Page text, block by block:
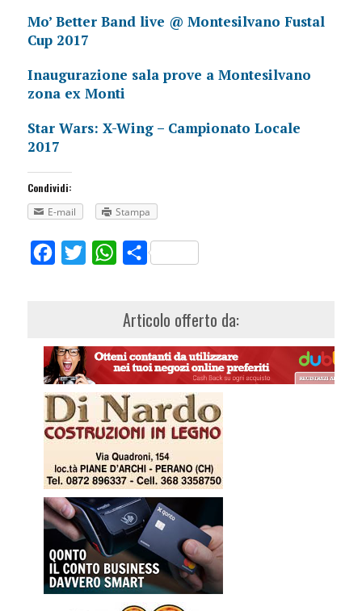
Mo’ Better Band live @ Montesilvano Fustal
Cup 2017
Inaugurazione sala prove a Montesilvano
zona ex Monti
Star Wars: X-Wing – Campionato Locale
2017
Condividi:
E-mail
Stampa
FacebookTwitterWhatsApp
Share
Articolo offerto da: